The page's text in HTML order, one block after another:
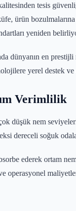
tesis
ürün
yeniden
dünyanın en
yerel destek ve
Verimlilik
düşük nem
dereceli soğuk
ederek ortam
operasyonel